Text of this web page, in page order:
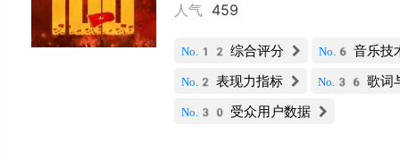
人气 459
No.12 综合评分 No.6 音乐技
No.2 表现力指标 No.36 歌词
No.30 受众用户数据